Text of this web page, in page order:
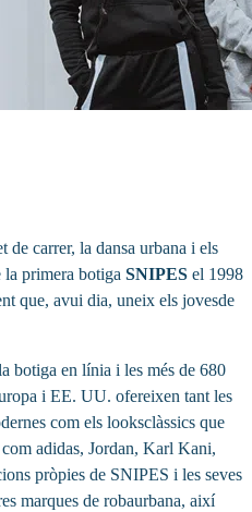
de carrer, la dansa urbana i els
la primera botiga SNIPES el 1998
que, avui dia, uneix els jovesde
botiga en línia i les més de 680
i EE. UU. ofereixen tant les
com els looksclàssics que
adidas, Jordan, Karl Kani,
pròpies de SNIPES i les seves
marques de robaurbana, així